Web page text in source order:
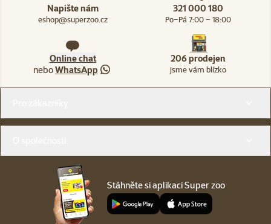
Napište nám
eshop@superzoo.cz
321 000 180
Po–Pá 7:00 – 18:00
Online chat
neboWhatsApp
206 prodejen
jsme vám blízko
Stáhněte si aplikaci Super zoo